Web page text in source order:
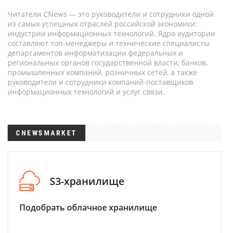
Читатели CNews — это руководители и сотрудники одной
из самых успешных отраслей российской экономики:
индустрии информационных технологий. Ядро аудитории
составляют топ-менеджеры и технические специалисты
департаментов информатизации федеральных и
региональных органов государственной власти, банков,
промышленных компаний, розничных сетей, а также
руководители и сотрудники компаний-поставщиков
информационных технологий и услуг связи.
CNEWSMARKET
S3-хранилище
Подобрать облачное хранилище